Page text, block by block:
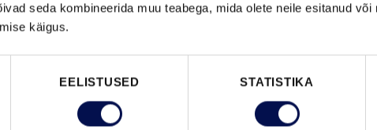
seda kombineerida muu teabega, mida olete neile esitanud või
käigus.
EELISTUSED STATISTIKA